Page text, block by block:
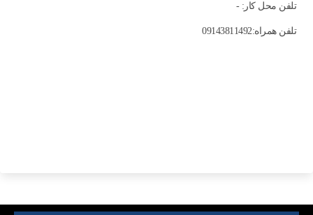
تلفن محل کار: -
تلفن همراه:09143811492